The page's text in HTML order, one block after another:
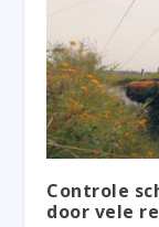
Controle
door vele